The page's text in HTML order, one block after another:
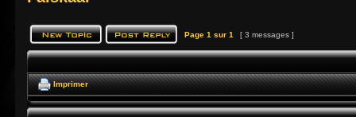
Page 1 sur 1 [ 3 messages ]
Imprimer